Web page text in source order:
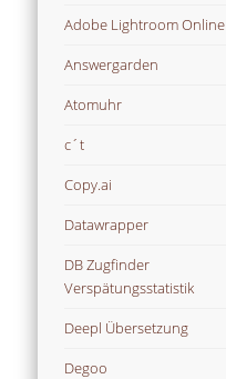
Adobe Lightroom Online
Answergarden
Atomuhr
c´t
Copy.ai
Datawrapper
DB Zugfinder
Verspätungsstatistik
Deepl Übersetzung
Degoo